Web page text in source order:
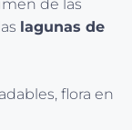
de las
lagunas de
flora en